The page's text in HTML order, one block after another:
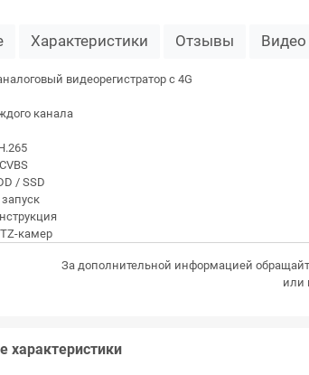
Характеристики Отзывы Видео
видеорегистратор c 4G
канала
/ SSD
камер
За дополнительной информацией
или
характеристики